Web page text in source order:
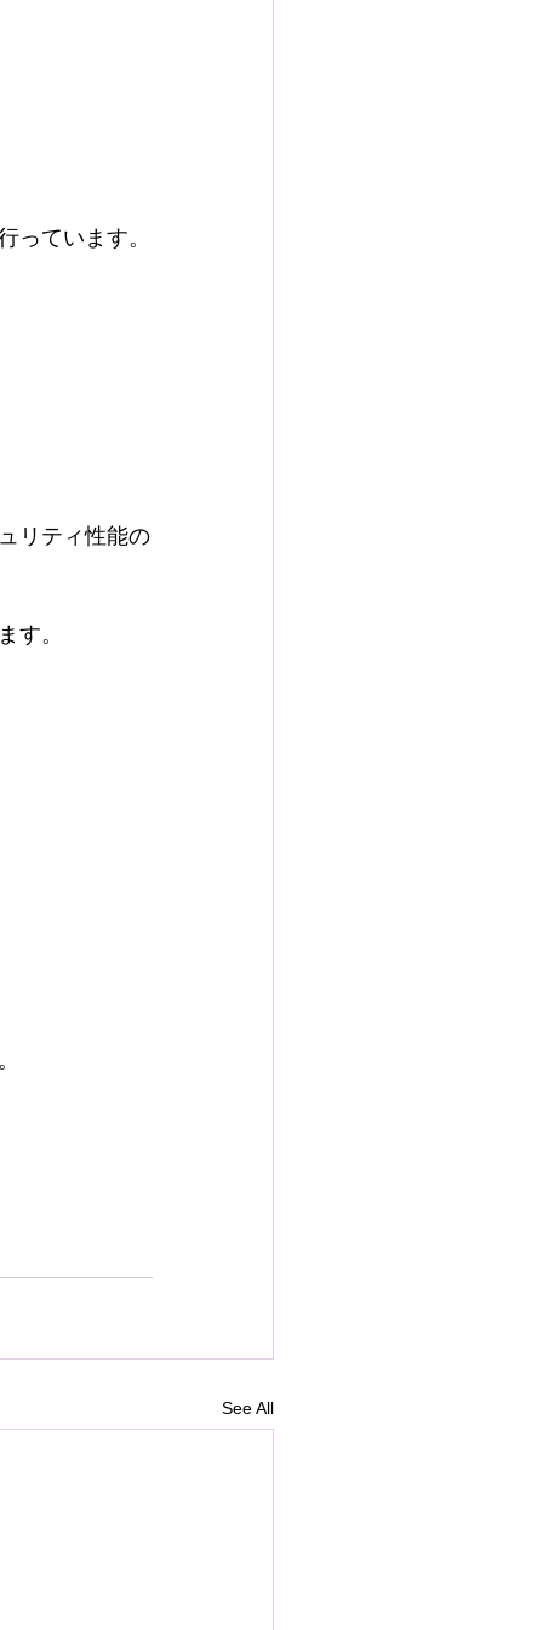
っています。
リティ性能の
す。
。
See All